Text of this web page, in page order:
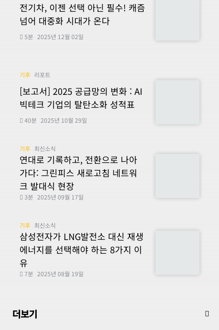
전기차, 이젠 선택 아닌 필수! 캐즘
넘어 대중화 시대가 온다
5분 2025년 12월 02일
기후 리포트
[보고서] 2025 공급망의 변화 : AI
빅테크 기업의 탈탄소화 성적표
40분 2025년 10월 29일
기후 최신소식
연대로 기록하고, 전환으로 나아
가다: 그린피스 새로고침 네트워
크 발대식 현장
3분 2025년 09월 17일
기후 최신소식
삼성전자가 LNG발전소 대신 재생
에너지를 선택해야 하는 8가지 이
유
7분 2025년 08월 19일
더보기